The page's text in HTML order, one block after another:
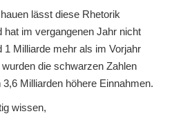
lässt diese Rhetorik
hat im vergangenen Jahr nicht
1 Milliarde mehr als im Vorjahr
die schwarzen Zahlen
Milliarden höhere Einnahmen.
wissen,